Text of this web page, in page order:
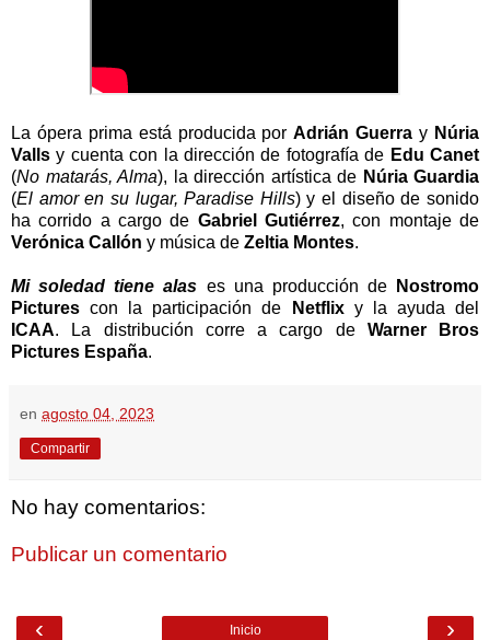
La ópera prima está producida porAdrián Guerra y Núria
Valls y cuenta con la dirección de fotografía de Edu Canet
(No matarás, Alma), la dirección artística de Núria Guardia
(El amor en su lugar, Paradise Hills) y el diseño de sonido
ha corrido a cargo de Gabriel Gutiérrez, con montaje de
Verónica Callón y música de Zeltia Montes.
Mi soledad tiene alas es una producción de
Nostromo
Pictures con la participación de Netflix y la ayuda del
ICAA. La distribución corre a cargo de Warner Bros
Pictures España.
en agosto 04, 2023
Compartir
No hay comentarios:
Publicar un comentario
‹ ›
Inicio